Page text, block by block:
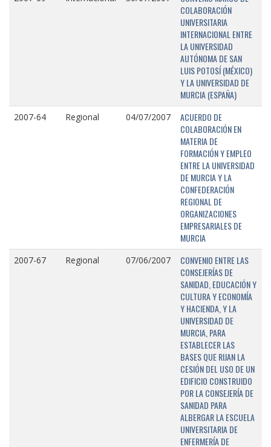
COLABORACIÓN
UNIVERSITARIA
INTERNACIONAL ENTRE
LA UNIVERSIDAD
AUTÓNOMA DE SAN
LUIS POTOSÍ (MÉXICO)
Y LA UNIVERSIDAD DE
MURCIA (ESPAÑA)
2007-64 Regional 04/07/2007
ACUERDO DE
COLABORACIÓN EN
MATERIA DE
FORMACIÓN Y EMPLEO
ENTRE LA UNIVERSIDAD
DE MURCIA Y LA
CONFEDERACIÓN
REGIONAL DE
ORGANIZACIONES
EMPRESARIALES DE
MURCIA
2007-67 Regional 07/06/2007
CONVENIO ENTRE LAS
CONSEJERÍAS DE
SANIDAD, EDUCACIÓN Y
CULTURA Y ECONOMÍA
Y HACIENDA, Y LA
UNIVERSIDAD DE
MURCIA, PARA
ESTABLECER LAS
BASES QUE RIJAN LA
CESIÓN DEL USO DE UN
EDIFICIO CONSTRUIDO
POR LA CONSEJERÍA DE
SANIDAD PARA
ALBERGAR LA ESCUELA
UNIVERSITARIA DE
ENFERMERÍA DE